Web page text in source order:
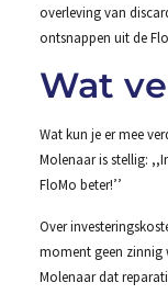
overleving van
ontsnappen uit de
Wat
Wat kun je er mee
Molenaar is stellig:
FloMo beter!’’
Over
moment geen zinnig
Molenaar dat